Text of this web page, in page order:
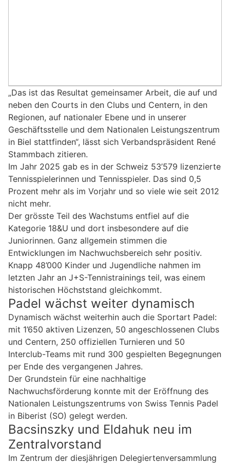
„Das ist das Resultat gemeinsamer Arbeit, die auf und
neben den Courts in den Clubs und Centern, in den
Regionen, auf nationaler Ebene und in unserer
Geschäftsstelle und dem Nationalen Leistungszentrum
in Biel stattfinden“, lässt sich Verbandspräsident René
Stammbach zitieren.
Im Jahr 2025 gab es in der Schweiz 53’579 lizenzierte
Tennisspielerinnen und Tennisspieler. Das sind 0,5
Prozent mehr als im Vorjahr und so viele wie seit 2012
nicht mehr.
Der grösste Teil des Wachstums entfiel auf die
Kategorie 18&U und dort insbesondere auf die
Juniorinnen. Ganz allgemein stimmen die
Entwicklungen im Nachwuchsbereich sehr positiv.
Knapp 48’000 Kinder und Jugendliche nahmen im
letzten Jahr an J+S-Tennistrainings teil, was einem
historischen Höchststand gleichkommt.
Padel wächst weiter dynamisch
Dynamisch wächst weiterhin auch die Sportart Padel:
mit 1’650 aktiven Lizenzen, 50 angeschlossenen Clubs
und Centern, 250 offiziellen Turnieren und 50
Interclub-Teams mit rund 300 gespielten Begegnungen
per Ende des vergangenen Jahres.
Der Grundstein für eine nachhaltige
Nachwuchsförderung konnte mit der Eröffnung des
Nationalen Leistungszentrums von Swiss Tennis Padel
in Biberist (SO) gelegt werden.
Bacsinszky und Eldahuk neu im
Zentralvorstand
Im Zentrum der diesjährigen Delegiertenversammlung